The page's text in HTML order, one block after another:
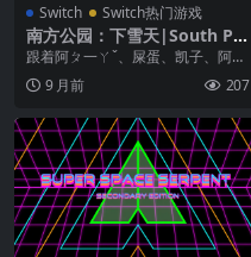
Switch Switch热门游戏
南方公园：下雪天|South Par
k: Snow Day
跟着阿ㄆ一ㄚˇ、屎蛋、凯子、阿尼
加入 3D 的世界，歌颂所有孩子的
生命里最魔幻的...
9 月前 207